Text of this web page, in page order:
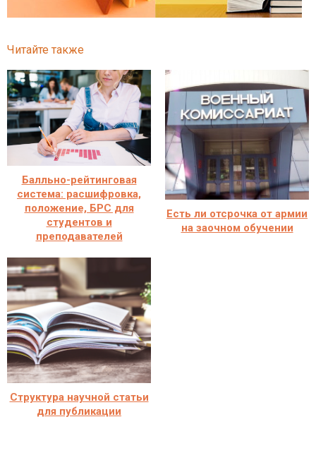
Читайте также
Балльно-рейтинговая
система: расшифровка,
положение, БРС для
студентов и
преподавателей
Есть ли отсрочка от армии
на заочном обучении
Структура научной статьи
для публикации